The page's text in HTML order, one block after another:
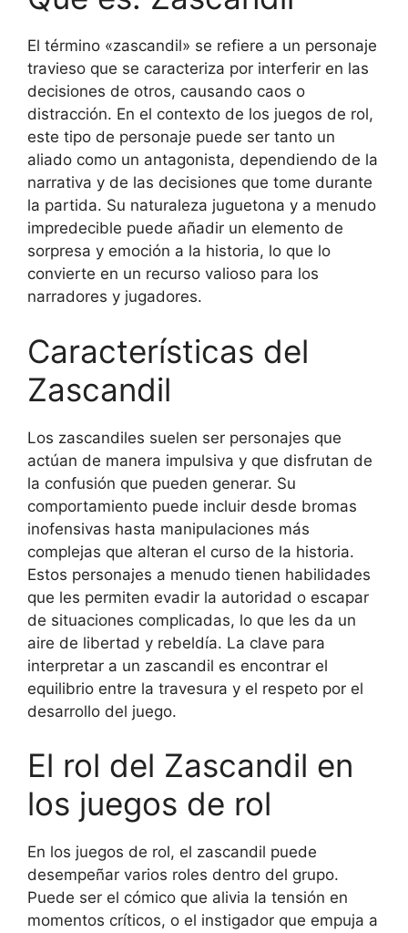
El término «zascandil» se refiere a un personaje
travieso que se caracteriza por interferir en las
decisiones de otros, causando caos o
distracción. En el contexto de los juegos de rol,
este tipo de personaje puede ser tanto un
aliado como un antagonista, dependiendo de la
narrativa y de las decisiones que tome durante
la partida. Su naturaleza juguetona y a menudo
impredecible puede añadir un elemento de
sorpresa y emoción a la historia, lo que lo
convierte en un recurso valioso para los
narradores y jugadores.
Características del
Zascandil
Los zascandiles suelen ser personajes que
actúan de manera impulsiva y que disfrutan de
la confusión que pueden generar. Su
comportamiento puede incluir desde bromas
inofensivas hasta manipulaciones más
complejas que alteran el curso de la historia.
Estos personajes a menudo tienen habilidades
que les permiten evadir la autoridad o escapar
de situaciones complicadas, lo que les da un
aire de libertad y rebeldía. La clave para
interpretar a un zascandil es encontrar el
equilibrio entre la travesura y el respeto por el
desarrollo del juego.
El rol del Zascandil en
los juegos de rol
En los juegos de rol, el zascandil puede
desempeñar varios roles dentro del grupo.
Puede ser el cómico que alivia la tensión en
momentos críticos, o el instigador que empuja a